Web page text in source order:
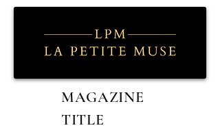
MAGAZINE
TITLE